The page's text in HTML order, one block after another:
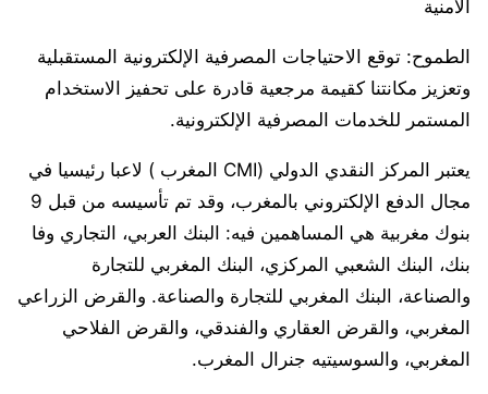
الأمنية
الطموح: توقع الاحتياجات المصرفية الإلكترونية المستقبلية
وتعزيز مكانتنا كقيمة مرجعية قادرة على تحفيز الاستخدام
المستمر للخدمات المصرفية الإلكترونية.
يعتبر المركز النقدي الدولي (CMI المغرب ) لاعبا رئيسيا في
مجال الدفع الإلكتروني بالمغرب، وقد تم تأسيسه من قبل 9
بنوك مغربية هي المساهمين فيه: البنك العربي، التجاري وفا
بنك، البنك الشعبي المركزي، البنك المغربي للتجارة
والصناعة، البنك المغربي للتجارة والصناعة. والقرض الزراعي
المغربي، والقرض العقاري والفندقي، والقرض الفلاحي
المغربي، والسوسيتيه جنرال المغرب.